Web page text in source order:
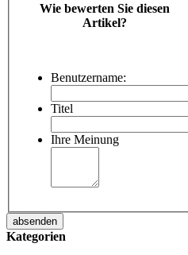
Wie bewerten Sie diesen
Artikel?
Benutzername:
Titel
Ihre Meinung
absenden
Kategorien